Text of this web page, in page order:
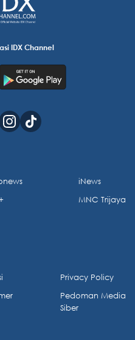
IDX Channel
iNews
MNC Trijaya
Privacy Policy
Pedoman Media
Siber